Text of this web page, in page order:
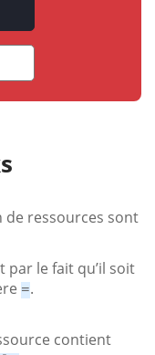
de ressources sont
par le fait qu’il soit
=.
contient